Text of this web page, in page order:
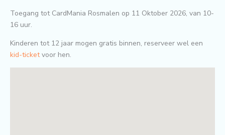
Toegang tot CardMania Rosmalen op 11 Oktober 2026, van 10-
16 uur.
Kinderen tot 12 jaar mogen gratis binnen, reserveer wel een
kid-ticketvoor hen.